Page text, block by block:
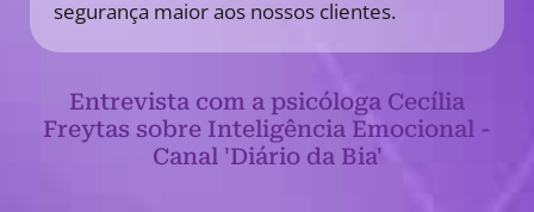
segurança maior aos nossos clientes.
Entrevista com a psicóloga Cecília
Freytas sobre Inteligência Emocional -
Canal 'Diário da Bia'